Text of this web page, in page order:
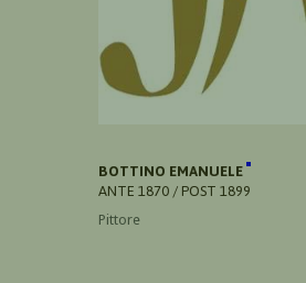
BOTTINO EMANUELE
ANTE 1870 / POST 1899
Pittore